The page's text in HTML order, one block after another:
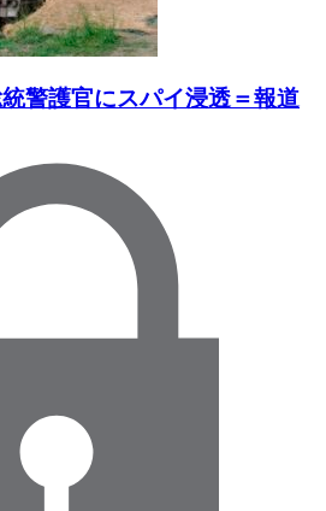
警護官にスパイ浸透＝報道